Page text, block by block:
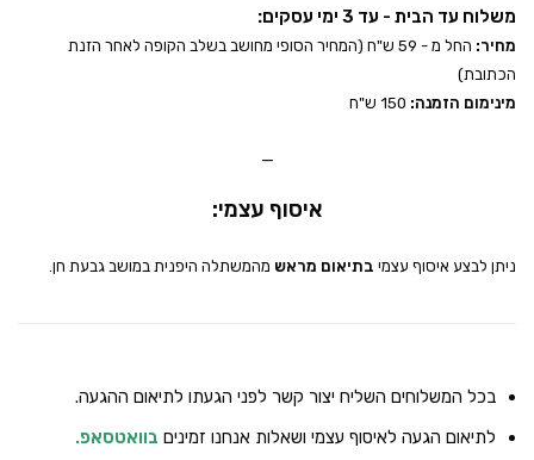
משלוח עד הבית - עד 3 ימי עסקים:
מחיר:
החל מ - 59 ש"ח (המחיר הסופי מחושב בשלב הקופה לאחר הזנת
הכתובת)
מינימום הזמנה:
_
איסוף עצמי:
ניתן לבצע איסוף עצמי בתיאום מראש מהמשתלה היפנית במושב גבעת חן.
בכל המשלוחים השליח יצור קשר לפני הגעתו לתיאום ההגעה.
לתיאום הגעה לאיסוף עצמי ושאלות אנחנו זמינים בוואטסאפ.